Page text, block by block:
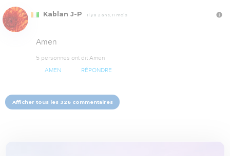
Kablan J-P Il y a 2 ans, 11 mois
Amen
5 personnes ont dit Amen
AMEN RÉPONDRE
Afficher tous les 326 commentaires